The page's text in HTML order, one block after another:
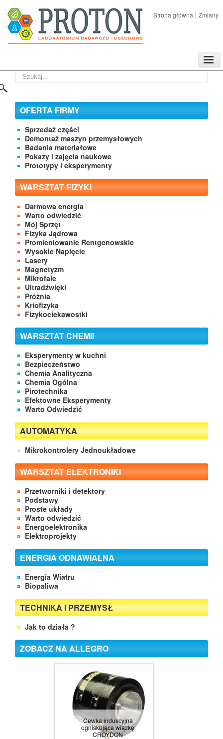
Strona główna Zmiany
Kontakt
Szukaj...
OFERTA FIRMY
Sprzedaż części
Demontaż maszyn przemysłowych
Badania materiałowe
Pokazy i zajęcia naukowe
Prototypy i eksperymenty
WARSZTAT FIZYKI
Darmowa energia
Warto odwiedzić
Mój Sprzęt
Fizyka Jądrowa
Promieniowanie Rentgenowskie
Wysokie Napięcie
Lasery
Magnetyzm
Mikrofale
Ultradźwięki
Próżnia
Kriofizyka
Fizykociekawostki
WARSZTAT CHEMII
Eksperymenty w kuchni
Bezpieczeństwo
Chemia Analityczna
Chemia Ogólna
Pirotechnika
Efektowne Eksperymenty
Warto Odwiedzić
AUTOMATYKA
Mikrokontrolery Jednoukładowe
WARSZTAT ELEKTRONIKI
Przetworniki i detektory
Podstawy
Proste układy
Warto odwiedzić
Energoelektronika
Elektroprojekty
ENERGIA ODNAWIALNA
Energia Wiatru
Biopaliwa
TECHNIKA I PRZEMYSŁ
Jak to działa ?
ZOBACZ NA ALLEGRO
Cewka indukcyjna
ogniskująca wiązkę
CROYDON